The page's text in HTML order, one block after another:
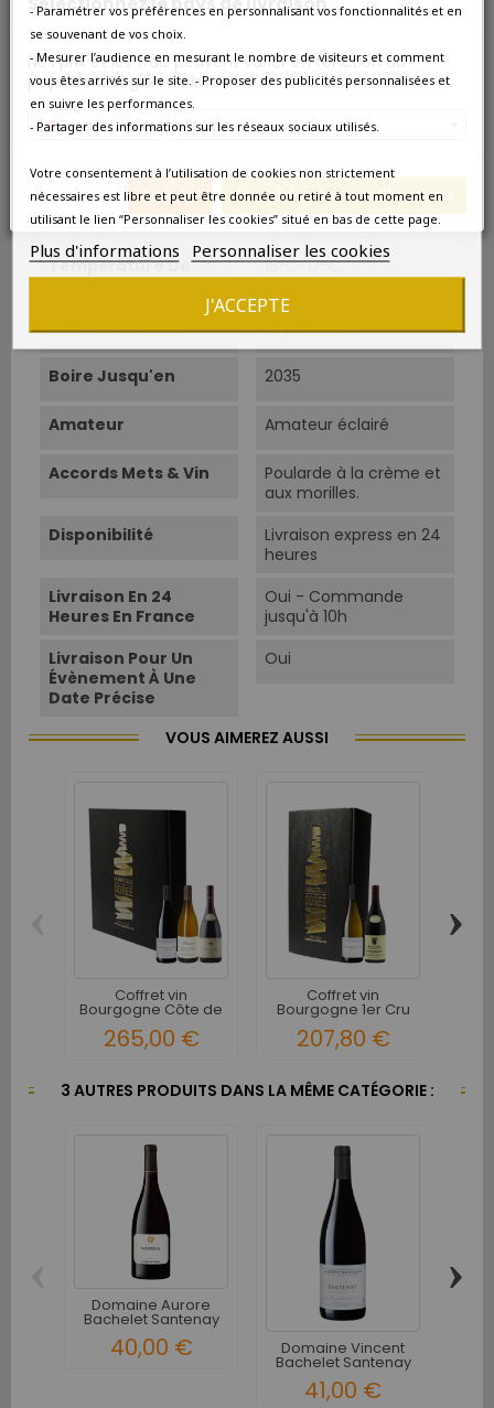
Nos prix et les frais peuvent varier en fonction du
pays/de la région de livraison.
France métropolitaine
Annuler Enregistrer les modifications
Vinification
thermo-régulées
pendant 15 jours.
réguliers. Fermentation
Elevage
15 mois en fûts neufs
et fûts d'un ou
plusieurs vins.
Température De
15°C-17°C.
Boire À Partir De Aujourd'hui
Boire Jusqu'en 2035
Amateur Amateur éclairé
Accords Mets & Vin
Poularde à la crème et
aux morilles.
Disponibilité
Livraison express en 24
heures
Livraison En 24
Heures En France
Oui - Commande
jusqu'à 10h
Livraison Pour Un
Évènement À Une
Date Précise
Oui
VOUS AIMEREZ AUSSI
Coffret vin
Bourgogne Côte de
Beaune...
265,00 €
Coffret vin
Bourgogne 1er Cru
Blanc Rouge...
207,80 €
›
3 AUTRES PRODUITS DANS LA MÊME CATÉGORIE :
Domaine Aurore
Bachelet Santenay
40,00 € Domaine Vincent
Bachelet Santenay
Rouge -...
41,00 €
›
- Paramétrer vos préférences en personnalisant vos fonctionnalités et en
se souvenant de vos choix.
- Mesurer l’audience en mesurant le nombre de visiteurs et comment
vous êtes arrivés sur le site. - Proposer des publicités personnalisées et
en suivre les performances.
- Partager des informations sur les réseaux sociaux utilisés.
Votre consentement à l’utilisation de cookies non strictement
nécessaires est libre et peut être donnée ou retiré à tout moment en
utilisant le lien “Personnaliser les cookies” situé en bas de cette page.
Plus d'informations Personnaliser les cookies
J'ACCEPTE